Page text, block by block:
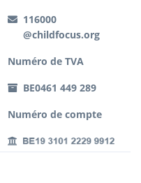
116000
@childfocus.org
Numéro de TVA
BE0461 449 289
Numéro de compte